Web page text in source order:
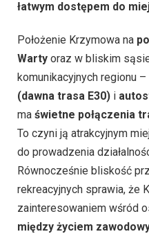
łatwym dostępem do
Położenie Krzymowa na
Warty oraz w bliskim
komunikacyjnych regionu –
(dawna trasa E30) i
ma świetne połączenia
To czyni ją atrakcyjnym
do prowadzenia
Równocześnie bliskość
rekreacyjnych sprawia, że
zainteresowaniem wśród
między życiem